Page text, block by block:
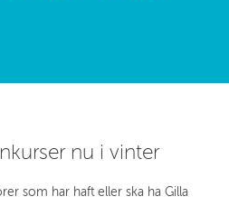
nu i vinter
som har haft eller ska ha Gilla